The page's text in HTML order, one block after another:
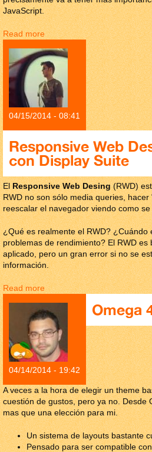
JavaScript.
Read moreabout El universo
04/15/2014 - 08:41
Responsive Web
con Display Suite
ElResponsive Web Desing(RWD)
RWD no son sólo media queries,
reescalar el navegador viendo como
¿Qué es realmente el RWD? ¿Cuándo
problemas de rendimiento? El RWD es
aplicado, pero un gran error si no se
información.
Read moreabout Responsive Web
04/14/2014 - 19:42
Omega
A veces a la hora de elegir un theme
cuestión de gustos, pero ya no. Desde
mas que una elección para mi.
Un sistema de layouts bastante
Pensado para ser compatible